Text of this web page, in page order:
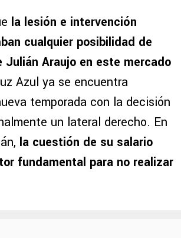
la lesión e intervención
cualquier posibilidad de
Julián Araujo en este mercado
Azul ya se encuentra
temporada con la decisión
un lateral derecho. En
la cuestión de su salario
fundamental para no realizar